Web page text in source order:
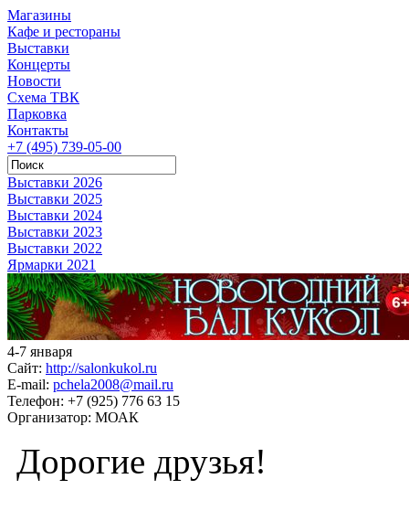
Магазины
Кафе и рестораны
Выставки
Концерты
Новости
Схема ТВК
Парковка
Контакты
+7 (495) 739-05-00
Выставки 2026
Выставки 2025
Выставки 2024
Выставки 2023
Выставки 2022
Ярмарки 2021
4-7 января
Сайт: http://salonkukol.ru
E-mail: pchela2008@mail.ru
Телефон: +7 (925) 776 63 15
Организатор: МОАК
Дорогие друзья!